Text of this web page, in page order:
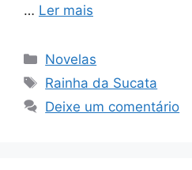
… Ler mais
Categorias
Novelas
Tags
Rainha da Sucata
Deixe um comentário